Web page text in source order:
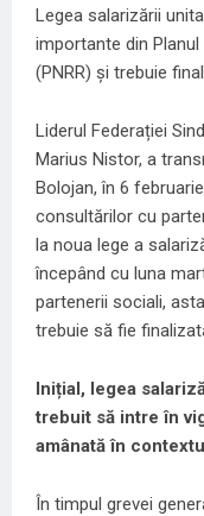
Legea salarizării
importante din
(PNRR) și trebuie
Liderul Federației
Marius Nistor, a
Bolojan, în 6
consultărilor cu
la noua lege a
începând cu luna
partenerii sociali,
trebuie să fie
Inițial, legea
trebuit să intre în
amânată în
În timpul grevei